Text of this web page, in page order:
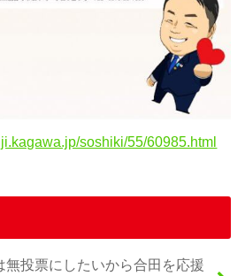
soshiki/55/60985.html
無投票にしたいから合田を応援